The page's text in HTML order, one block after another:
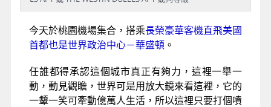
今天於桃園機場集合，搭乘長榮豪華客機直飛美國
首都也是世界政治中心－華盛頓 。
任誰都得承認這個城市真正有夠力，這裡一舉一
動，動見觀瞻，世界可是用放大鏡來看這裡，它的
一顰一笑可牽動億萬人生活，所以這裡只要打個噴